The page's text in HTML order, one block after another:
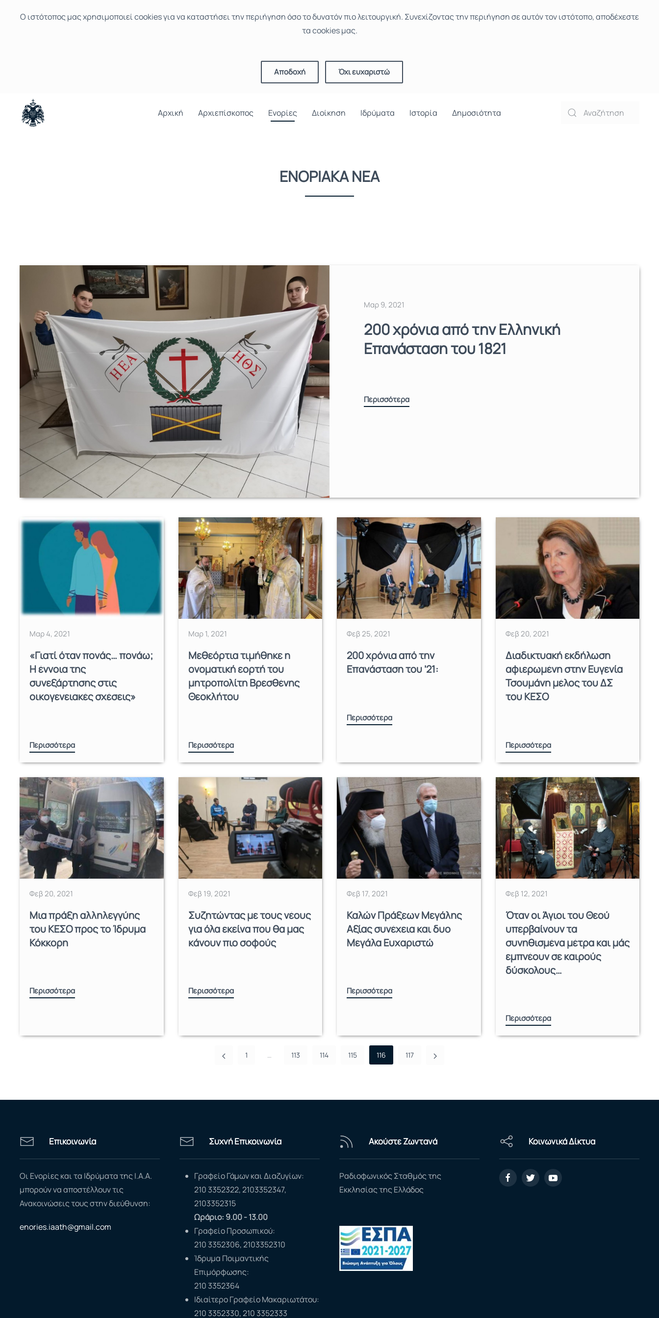
Ο ιστότοπoς μας χρησιμοποιεί cookies για να καταστήσει την περιήγηση όσο το δυνατόν πιο λειτουργική. Συνεχίζοντας την περιήγηση σε αυτόν τον ιστότοπο, αποδέχεστε
τα cookies μας.
Αποδοχή Όχι ευχαριστώ
Αρχική Αρχιεπίσκοπος Ενορίες Διοίκηση Ιδρύματα Ιστορία Δημοσιότητα
ΕΝΟΡΙΑΚΑ ΝΕΑ
Μαρ 9, 2021
200 χρόνια από την Ελληνική
Επανάσταση του 1821
Περισσότερα
Μαρ 4, 2021
«Γιατί όταν πονάς… πονάω;
Η έννοια της
συνεξάρτησης στις
οικογενειακές σχέσεις»
Περισσότερα
Μαρ 1, 2021
Μεθεόρτια τιμήθηκε η
ονοματική εορτή του
μητροπολίτη Βρεσθένης
Θεοκλήτου
Περισσότερα
Φεβ 25, 2021
200 χρόνια από την
Επανάσταση του ’21:
Περισσότερα
Φεβ 20, 2021
Διαδικτυακή εκδήλωση
αφιερωμένη στην Ευγενία
Τσουμάνη μέλος του ΔΣ
του ΚΕΣΟ
Περισσότερα
Φεβ 20, 2021
Μια πράξη αλληλεγγύης
του ΚΕΣΟ προς το Ίδρυμα
Κόκκορη
Περισσότερα
Φεβ 19, 2021
Συζητώντας με τους νέους
για όλα εκείνα που θα μας
κάνουν πιο σοφούς
Περισσότερα
Φεβ 17, 2021
Καλών Πράξεων Μεγάλης
Αξίας συνέχεια και δυο
Μεγάλα Ευχαριστώ
Περισσότερα
Φεβ 12, 2021
Όταν οι Άγιοι του Θεού
υπερβαίνουν τα
συνηθισμένα μέτρα και μάς
εμπνέουν σε καιρούς
δύσκολους…
Περισσότερα
1 … 113 114 115 116 117
Επικοινωνία
Οι Ενορίες και τα Ιδρύματα της Ι.Α.Α.
μπορούν να αποστέλλουν τις
Ανακοινώσεις τους στην διεύθυνση:
enories.iaath@gmail.com
Συχνή Επικοινωνία
Γραφείο Γάμων και Διαζυγίων:
210 3352322, 2103352347,
2103352315
Ωράριο: 9.00 - 13.00
Γραφείο Προσωπικού:
210 3352306, 2103352310
Ίδρυμα Ποιμαντικής
Επιμόρφωσης:
210 3352364
Ιδιαίτερο Γραφείο Μακαριωτάτου:
210 3352330, 210 3352333
Ακούστε Ζωντανά
Ραδιοφωνικός Σταθμός της
Εκκλησίας της Ελλάδος
Κοινωνικά Δίκτυα